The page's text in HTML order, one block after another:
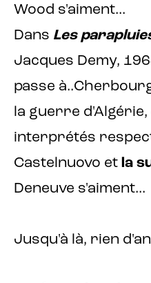
Wood s'aiment...
Dans Les
Jacques Demy,
passe
la guerre d'Algérie,
interprétés
Castelnuovo et la
Deneuve s'aiment...
Jusqu'à là, rien